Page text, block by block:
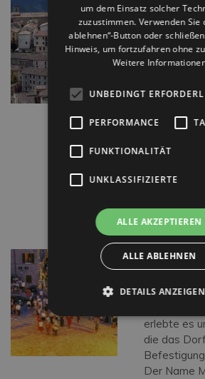
Pennabilli
und wird als
angesehen.
beherbergt
Luoghi
Seele), die
Allround-
MONDAINO
erlebte es
die das
Der Name
um dem Einsatz solcher
zuzustimmen. Verwenden Sie
ablehnen“-Button oder
Hinweis, um fortzufahren ohne
Weitere
UNBEDINGT
PERFORMANCE
FUNKTIONALITÄT
UNKLASSIFIZIERTE
ALLE AKZEPTIEREN
ALLE ABLEHNEN
DETAILS ANZEIGEN